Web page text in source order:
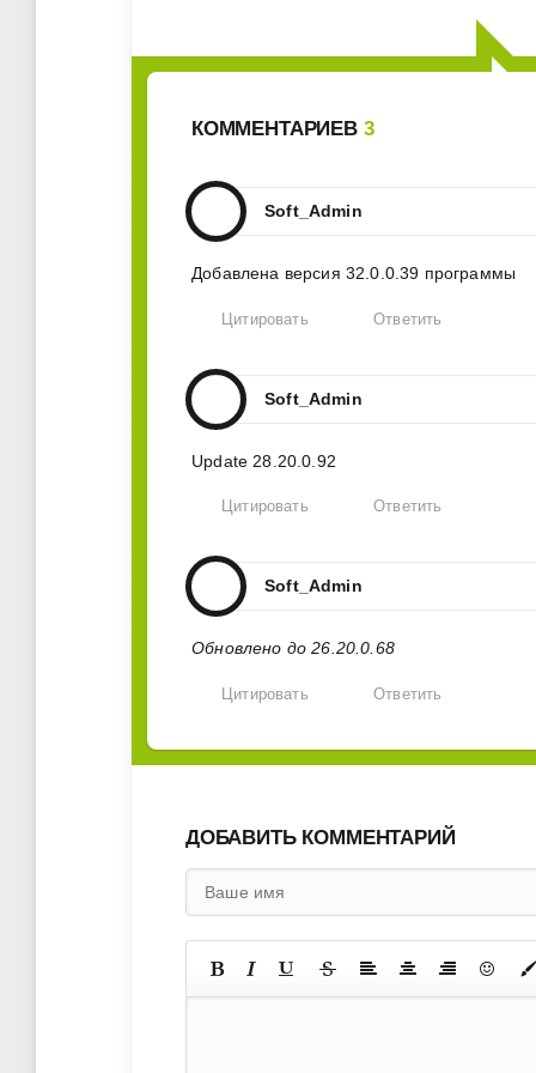
КОММЕНТАРИЕВ 3
Soft_Admin
Добавлена версия 32.0.0.39 программы
Цитировать Ответить
Soft_Admin
Update 28.20.0.92
Цитировать Ответить
Soft_Admin
Обновлено до 26.20.0.68
Цитировать Ответить
ДОБАВИТЬ КОММЕНТАРИЙ